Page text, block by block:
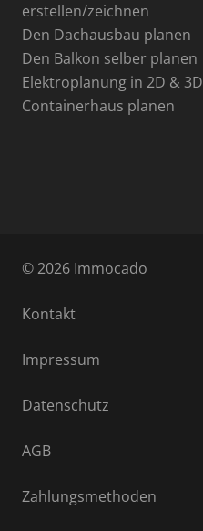
erstellen/zeichnen
Den Dachausbau planen
Den Balkon selber planen
Elektroplanung in 2D & 3D
Containerhaus planen
© 2026 Immocado
Kontakt
Impressum
Datenschutz
AGB
Zahlungsmethoden